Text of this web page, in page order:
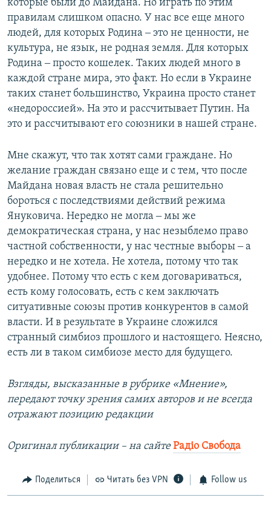
которые были до Майдана. Но играть по этим
правилам слишком опасно. У нас все еще много
людей, для которых Родина ‒ это не ценности, не
культура, не язык, не родная земля. Для которых
Родина ‒ просто кошелек. Таких людей много в
каждой стране мира, это факт. Но если в Украине
таких станет большинство, Украина просто станет
«недороссией». На это и рассчитывает Путин. На
это и рассчитывают его союзники в нашей стране.
Мне скажут, что так хотят сами граждане. Но
желание граждан связано еще и с тем, что после
Майдана новая власть не стала решительно
бороться с последствиями действий режима
Януковича. Нередко не могла ‒ мы же
демократическая страна, у нас незыблемо право
частной собственности, у нас честные выборы ‒ а
нередко и не хотела. Не хотела, потому что так
удобнее. Потому что есть с кем договариваться,
есть кому голосовать, есть с кем заключать
ситуативные союзы против конкурентов в самой
власти. И в результате в Украине сложился
странный симбиоз прошлого и настоящего. Неясно,
есть ли в таком симбиозе место для будущего.
Взгляды, высказанные в рубрике «Мнение»,
передают точку зрения самих авторов и не всегда
отражают позицию редакции
Оригинал публикации – на сайтеРадіо Свобода
Поделиться Читать без VPN Follow us